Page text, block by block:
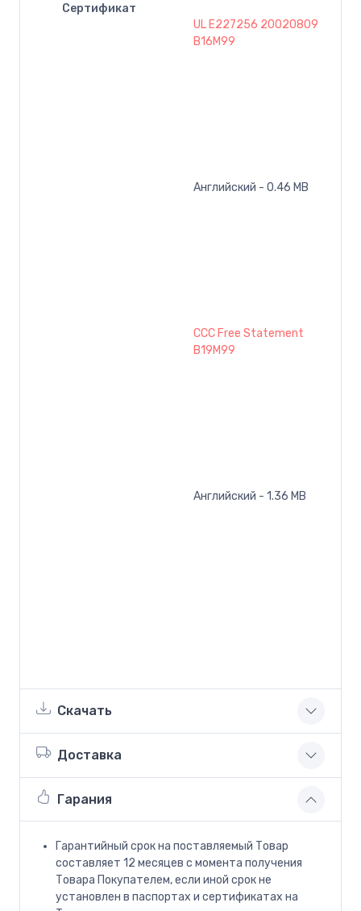
Сертификат
UL E227256 20020809
B16M99
Английский - 0.46 MB
CCC Free Statement
B19M99
Английский - 1.36 MB
Скачать
Доставка
Гарания
Гарантийный срок на поставляемый Товар
составляет 12 месяцев с момента получения
Товара Покупателем, если иной срок не
установлен в паспортах и сертификатах на